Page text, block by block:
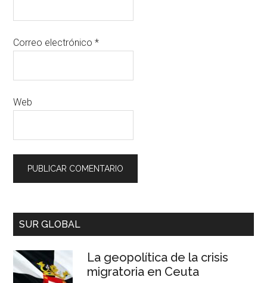
Correo electrónico*
Web
SUR GLOBAL
La geopolítica de la crisis
migratoria en Ceuta